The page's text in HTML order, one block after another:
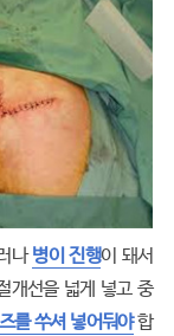
나병이 진행이 돼서
개선을 넓게 넣고 중
를 쑤셔 넣어둬야합